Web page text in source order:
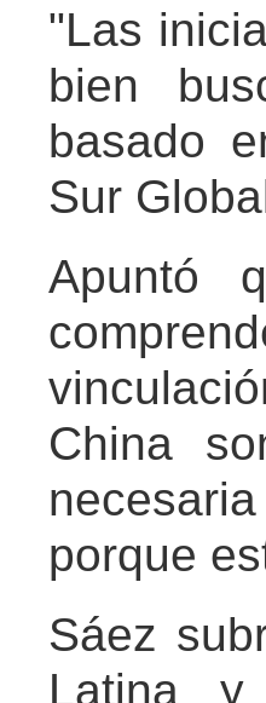
"Las
bien
basado
Sur
Apuntó
China
porque
Sáez
Latina y